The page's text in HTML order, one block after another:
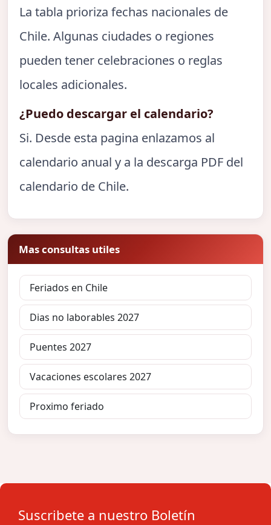
La tabla prioriza fechas nacionales de
Chile. Algunas ciudades o regiones
pueden tener celebraciones o reglas
locales adicionales.
¿Puedo descargar el calendario?
Si. Desde esta pagina enlazamos al
calendario anual y a la descarga PDF del
calendario de Chile.
Mas consultas utiles
Feriados en Chile
Dias no laborables 2027
Puentes 2027
Vacaciones escolares 2027
Proximo feriado
Suscribete a nuestro Boletín